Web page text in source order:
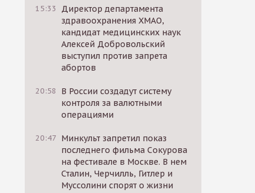
15:33
Директор департамента
здравоохранения ХМАО,
кандидат медицинских наук
Алексей Добровольский
выступил против запрета
абортов
20:58
В России создадут систему
контроля за валютными
операциями
20:47 Минкульт запретил показ
последнего фильма Сокурова
на фестивале в Москве. В нем
Сталин, Черчилль, Гитлер и
Муссолини спорят о жизни